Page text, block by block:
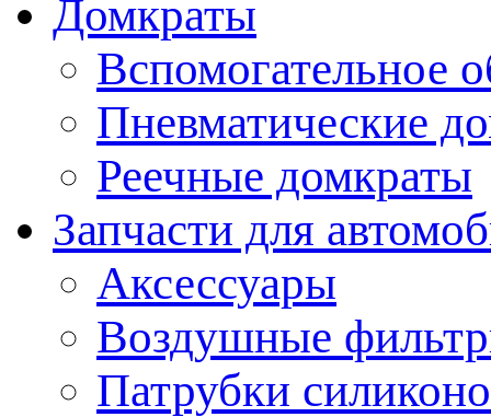
Домкраты
Вспомогательное
Пневматические
Реечные домкраты
Запчасти для
Аксессуары
Воздушные
Патрубки